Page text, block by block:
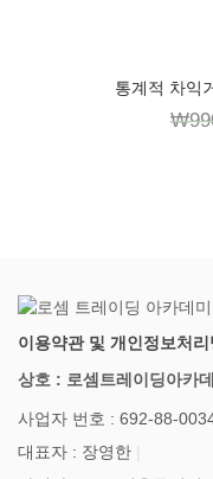
통계적 차익
₩
이용약관 및 개인정보처리
상호 : 로셈트레이딩아카
사업자 번호 : 692-88-
대표자 : 장영한